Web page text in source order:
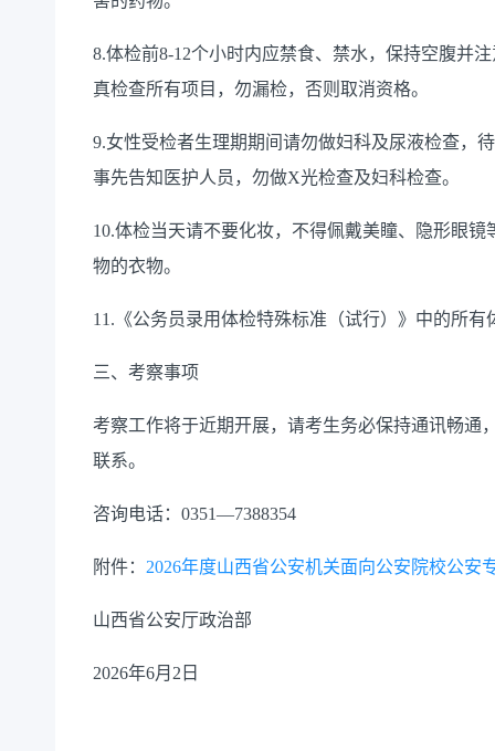
8.体检前8-12个小时内应禁食、禁水，保持空腹并
真检查所有项目，勿漏检，否则取消资格。
9.女性受检者生理期期间请勿做妇科及尿液检查，
事先告知医护人员，勿做X光检查及妇科检查。
10.体检当天请不要化妆，不得佩戴美瞳、隐形眼
物的衣物。
11.《公务员录用体检特殊标准（试行）》中的所有
三、考察事项
考察工作将于近期开展，请考生务必保持通讯畅通
联系。
咨询电话：0351—7388354
附件： 2026年度山西省公安机关面向公安院校公
山西省公安厅政治部
2026年6月2日